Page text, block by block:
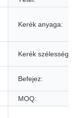
Kerék anyaga:
Kerék szélesség:
Befejez:
MOQ: